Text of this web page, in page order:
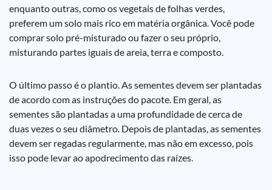
enquanto outras, como os vegetais de folhas verdes,
preferem um solo mais rico em matéria orgânica. Você pode
comprar solo pré-misturado ou fazer o seu próprio,
misturando partes iguais de areia, terra e composto.
O último passo é o plantio. As sementes devem ser plantadas
de acordo com as instruções do pacote. Em geral, as
sementes são plantadas a uma profundidade de cerca de
duas vezes o seu diâmetro. Depois de plantadas, as sementes
devem ser regadas regularmente, mas não em excesso, pois
isso pode levar ao apodrecimento das raízes.